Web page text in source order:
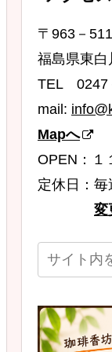
〒963－
福島県東白
TEL 0247
mail:
Mapへ
OPEN：１
定休日：毎
変